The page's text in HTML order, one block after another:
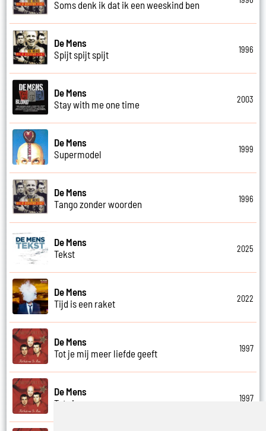
Soms denk ik dat ik een weeskind ben
De Mens
Spijt spijt spijt
1996
De Mens
Stay with me one time
2003
De Mens
Supermodel
1999
De Mens
Tango zonder woorden
1996
De Mens
Tekst
2025
De Mens
Tijd is een raket
2022
De Mens
Tot je mij meer liefde geeft
1997
De Mens
Tot ziens
1997